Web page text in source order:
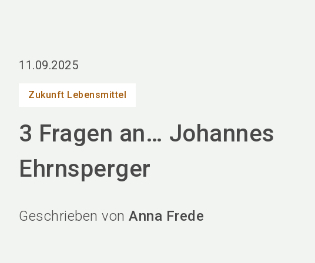
11.09.2025
Zukunft Lebensmittel
3 Fragen an… Johannes
Ehrnsperger
Geschrieben von Anna Frede